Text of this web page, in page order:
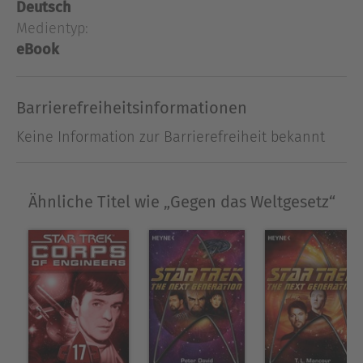
seinen technisch versierten Zukunfts-Szenarien
als "Vater der deutschen Science Fiction" - seine
Geschichten inspirierten nicht nur Schriftsteller,
Deutsch
Medientyp:
eBook
Barrierefreiheitsinformationen
Keine Information zur Barrierefreiheit bekannt
Ähnliche Titel wie „Gegen das Weltgesetz“